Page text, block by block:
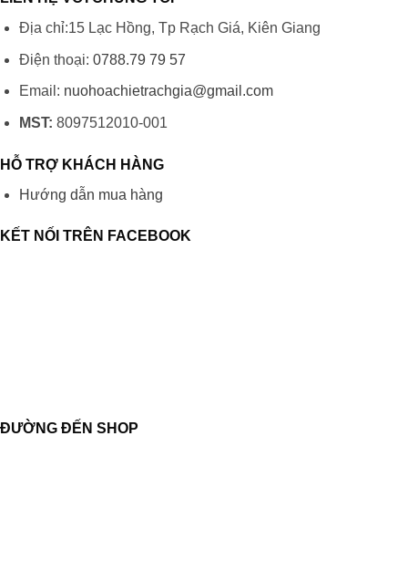
Địa chỉ:15 Lạc Hồng, Tp Rạch Giá, Kiên Giang
Điện thoại: 0788.79 79 57
Email: nuohoachietrachgia@gmail.com
MST: 8097512010-001
HỖ TRỢ KHÁCH HÀNG
Hướng dẫn mua hàng
KẾT NỐI TRÊN FACEBOOK
ĐƯỜNG ĐẾN SHOP